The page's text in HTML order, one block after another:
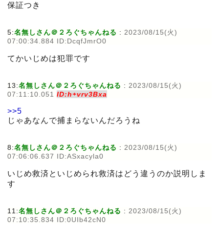
保証つき
5:名無しさん＠２ろぐちゃんねる : 2023/08/15(火)
07:00:34.884 ID:DcqfJmrO0
てかいじめは犯罪です
13:名無しさん＠２ろぐちゃんねる : 2023/08/15(火)
07:11:10.051 ID:h+vrv3Bxa
>>5
じゃあなんで捕まらないんだろうね
8:名無しさん＠２ろぐちゃんねる : 2023/08/15(火)
07:06:06.637 ID:ASxacyla0
いじめ救済といじめられ救済はどう違うのか説明しま
す
11:名無しさん＠２ろぐちゃんねる : 2023/08/15(火)
07:10:35.834 ID:0UIb42cN0